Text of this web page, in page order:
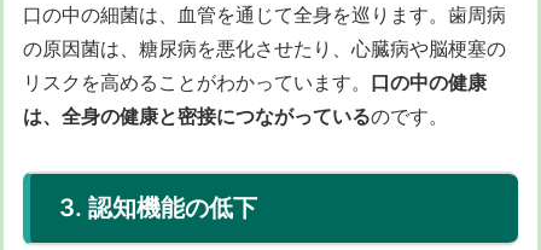
口の中の細菌は、血管を通じて全身を巡ります。歯周病
の原因菌は、糖尿病を悪化させたり、心臓病や脳梗塞の
リスクを高めることがわかっています。 口の中の健康
は、全身の健康と密接につながっているのです。
3. 認知機能の低下